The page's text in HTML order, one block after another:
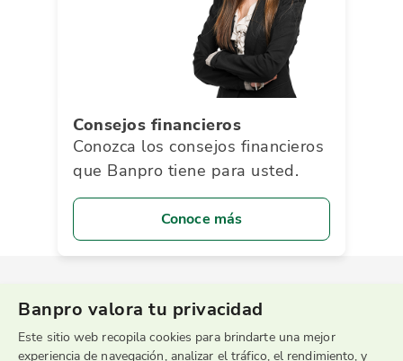
Consejos financieros
Conozca los consejos financieros
que Banpro tiene para usted.
Conoce más
Banpro valora tu privacidad
Este sitio web recopila cookies para brindarte una mejor
experiencia de navegación, analizar el tráfico, el rendimiento, y